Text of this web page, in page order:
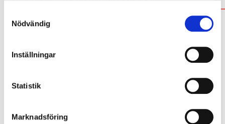
Nödvändig
Inställningar
Statistik
Marknadsföring